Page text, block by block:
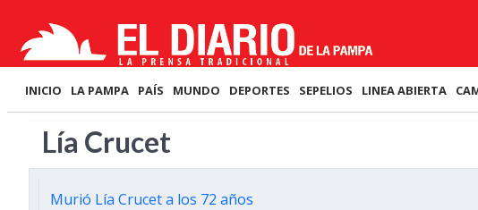
INICIO LA PAMPA PAÍS MUNDO DEPORTES SEPELIOS LINEA ABIERTA
Lía Crucet
Murió Lía Crucet a los 72 años